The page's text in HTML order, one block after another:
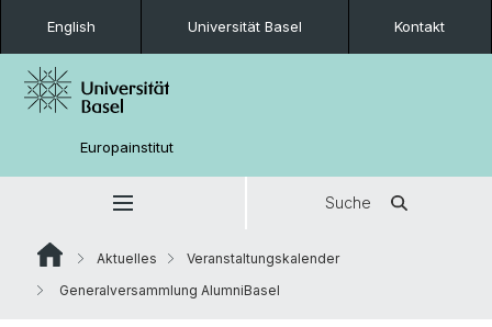
English Universität Basel Kontakt
Europainstitut
Suche
Aktuelles
Veranstaltungskalender
Generalversammlung AlumniBasel